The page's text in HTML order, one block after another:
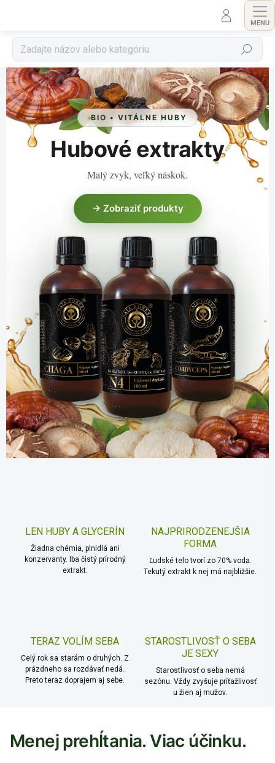
Hľadať
BIO • VITÁLNE HUBY
Hubové extrakty
Malý zvyk, veľký náskok.
→ Zobraziť produkty
LEN HUBY A GLYCERÍN
Žiadna chémia, plnidlá ani
konzervanty. Iba čistý prírodný
extrakt.
NAJPRIRODZENEJŠIA
FORMA
Ľudské telo tvorí zo 70% voda.
Tekutý extrakt k nej má najbližšie.
TERAZ VOLÍM SEBA
Celý rok sa starám o druhých. Z
prázdneho sa rozdávať nedá.
Preto teraz doprajem aj sebe.
STAROSTLIVOSŤ O SEBA
JE SEXY
Starostlivosť o seba nemá
sezónu. Vždy zvyšuje príťažlivosť
u žien aj mužov.
Menej prehĺtania. Viac účinku.